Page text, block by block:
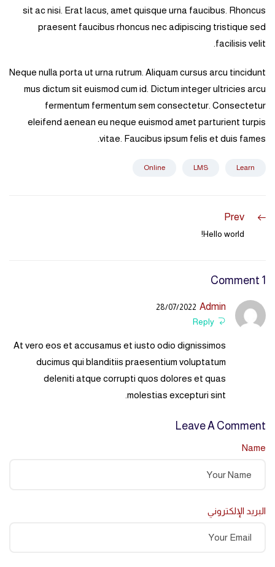
sit ac nisi. Erat lacus, amet quisque urna faucibus. Rhoncus
praesent faucibus rhoncus nec adipiscing tristique sed
facilisis velit.
Neque nulla porta ut urna rutrum. Aliquam cursus arcu tincidunt
mus dictum sit euismod cum id. Dictum integer ultricies arcu
fermentum fermentum sem consectetur. Consectetur
eleifend aenean eu neque euismod amet parturient turpis
vitae. Faucibus ipsum felis et duis fames.
Learn
LMS
Online
Prev
Hello world!
1 Comment
Admin
28/07/2022
Reply
At vero eos et accusamus et iusto odio dignissimos
ducimus qui blanditiis praesentium voluptatum
deleniti atque corrupti quos dolores et quas
molestias excepturi sint.
Leave A Comment
Name
البريد الإلكتروني